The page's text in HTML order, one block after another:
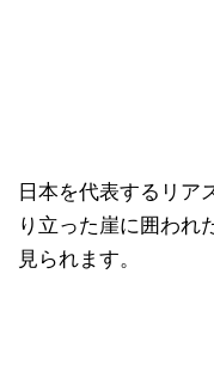
日本を代表するリア
り立った崖に囲われ
見られます。